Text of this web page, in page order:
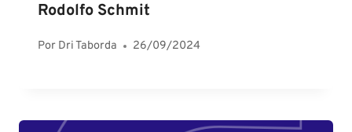
Rodolfo Schmit
Por Dri Taborda 26/09/2024